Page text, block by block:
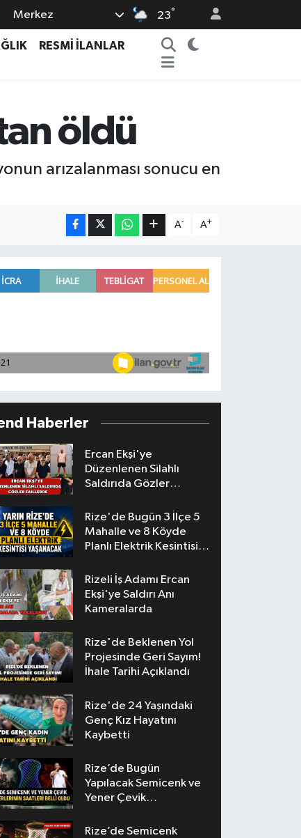
Merkez 23°
RESMİ İLANLAR
öldü
arızalanması sonucu en
A- A+
Haberler
Ercan Ekşi'ye
Düzenlenen Silahlı
Saldırıda Gözler
Rize'de Bugün 3 İlçe 5
Mahalle ve 8 Köyde
Planlı Elektrik Kesintisi
Rizeli İş Adamı Ercan
Ekşi'ye Saldırı Anı
Kameralarda
Rize'de Beklenen Yol
Projesinde Geri Sayım!
İhale Tarihi Açıklandı
Rize'de 24 Yaşındaki
Genç Kız Hayatını
Kaybetti
Rize’de Bugün
Yapılacak Semicenk ve
Yener Çevik
Belli Oldu
Rize’de Semicenk